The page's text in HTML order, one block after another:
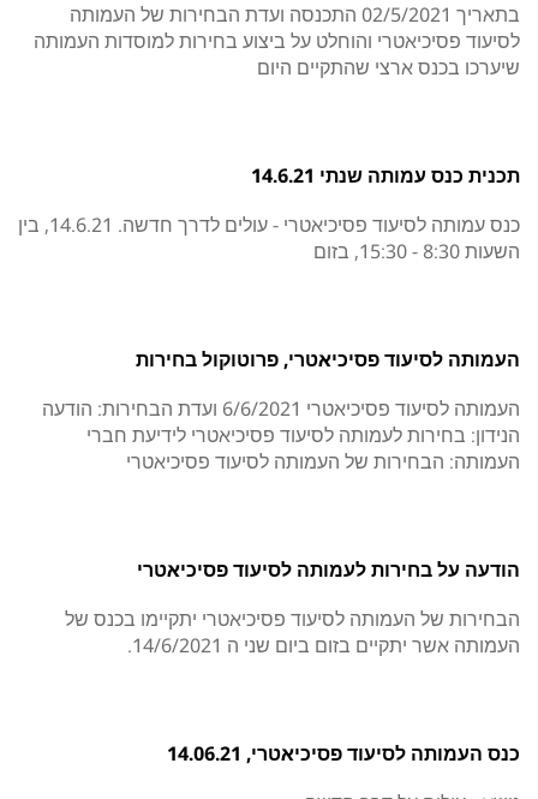
בתאריך 02/5/2021 התכנסה ועדת הבחירות של העמותה
לסיעוד פסיכיאטרי והוחלט על ביצוע בחירות למוסדות העמותה
שיערכו בכנס ארצי שהתקיים היום
תכנית כנס עמותה שנתי 14.6.21
כנס עמותה לסיעוד פסיכיאטרי - עולים לדרך חדשה. 14.6.21, בין
השעות 8:30 - 15:30, בזום
העמותה לסיעוד פסיכיאטרי, פרוטוקול בחירות
העמותה לסיעוד פסיכיאטרי 6/6/2021 ועדת הבחירות: הודעה
הנידון: בחירות לעמותה לסיעוד פסיכיאטרי לידיעת חברי
העמותה: הבחירות של העמותה לסיעוד פסיכיאטרי
הודעה על בחירות לעמותה לסיעוד פסיכיאטרי
הבחירות של העמותה לסיעוד פסיכיאטרי יתקיימו בכנס של
העמותה אשר יתקיים בזום ביום שני ה 14/6/2021.
כנס העמותה לסיעוד פסיכיאטרי, 14.06.21